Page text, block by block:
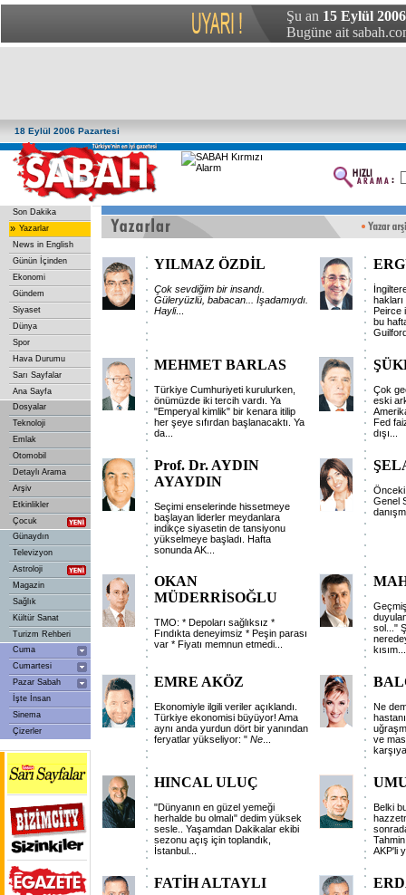
Şu an 15 Eylül
Bugüne ait
18 Eylül 2006 Pazartesi
Son Dakika
» Yazarlar
News in English
Günün İçinden
Ekonomi
Gündem
Siyaset
Dünya
Spor
Hava Durumu
Sarı Sayfalar
Ana Sayfa
Dosyalar
Teknoloji
Emlak
Otomobil
Detaylı Arama
Arşiv
Etkinlikler
Çocuk
Günaydın
Televizyon
Astroloji
Magazin
Sağlık
Kültür Sanat
Turizm Rehberi
Cuma
Cumartesi
Pazar Sabah
İşte İnsan
Sinema
Çizerler
YILMAZ ÖZDİL
Çok sevdiğim bir insandı.
Güleryüzlü, babacan...
İşadamıydı.
Hayli...
Peirce
bu
MEHMET BARLAS
Türkiye Cumhuriyeti kurulurken,
önümüzde iki tercih vardı. Ya
"Emperyal kimlik" bir kenara itilip
her şeye sıfırdan başlanacaktı. Ya
da...
Çok
eski
Fed
dışı...
Prof. Dr. AYDIN
AYAYDIN
Seçimi enselerinde hissetmeye
başlayan liderler meydanlara
indikçe siyasetin de tansiyonu
yükselmeye başladı. Hafta
sonunda AK...
Önceki
Genel
OKAN
MÜDERRİSOĞLU
TMO: * Depoları sağlıksız *
Fındıkta deneyimsiz * Peşin parası
var * Fiyatı memnun etmedi...
sol..."
kısım...
EMRE AKÖZ
Ekonomiyle ilgili veriler açıklandı.
Türkiye ekonomisi büyüyor! Ama
aynı anda yurdun dört bir yanından
feryatlar yükseliyor: " Ne
Ne
ve
HINCAL ULUÇ
"Dünyanın en güzel yemeği
herhalde bu olmalı" dedim yüksek
sesle.. Yaşamdan Dakikalar ekibi
sezonu açış için toplandık,
İstanbul...
Belki
AKP'li
FATİH ALTAYLI